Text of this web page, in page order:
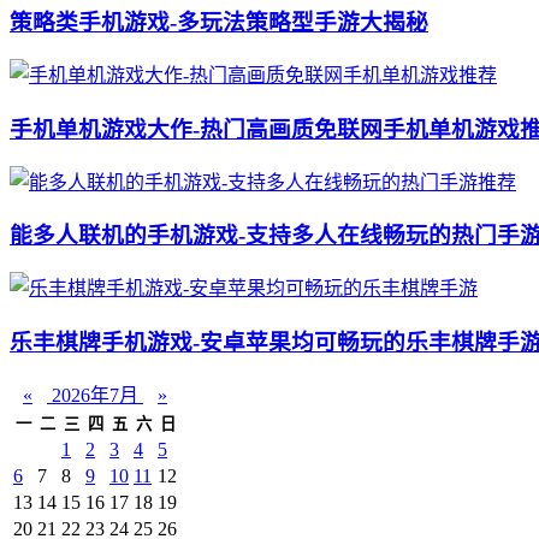
策略类手机游戏-多玩法策略型手游大揭秘
手机单机游戏大作-热门高画质免联网手机单机游戏
能多人联机的手机游戏-支持多人在线畅玩的热门手
乐丰棋牌手机游戏-安卓苹果均可畅玩的乐丰棋牌手
« 2026年7月 »
一 二 三 四 五 六 日
1 2 3 4
5
6
7 8 9 10 11 12
13 14 15 16 17 18 19
20 21 22 23 24 25 26